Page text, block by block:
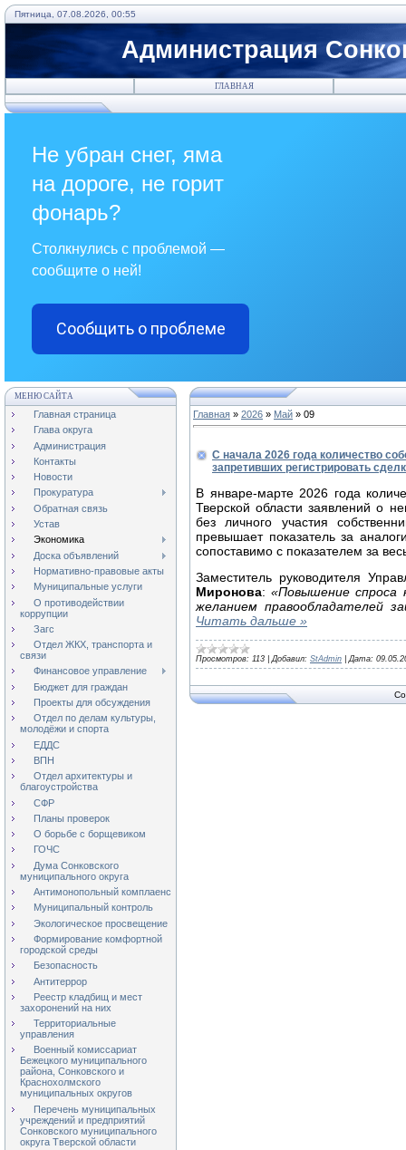
Пятница, 07.08.2026, 00:55
Администрация
ГЛАВНАЯ
Не убран снег, яма
на дороге, не горит
фонарь?
Столкнулись с проблемой —
сообщите о ней!
Сообщить о проблеме
МЕНЮ САЙТА
Главная страница
Глава округа
Администрация
Контакты
Новости
Прокуратура
Обратная связь
Устав
Экономика
Доска объявлений
Нормативно-правовые акты
Муниципальные услуги
О противодействии
коррупции
Загс
Отдел ЖКХ, транспорта и
связи
Финансовое управление
Бюджет для граждан
Проекты для обсуждения
Отдел по делам культуры,
молодёжи и спорта
ЕДДС
ВПН
Отдел архитектуры и
благоустройства
СФР
Планы проверок
О борьбе с борщевиком
ГОЧС
Дума Сонковского
муниципального округа
Антимонопольный комплаенс
Муниципальный контроль
Экологическое просвещение
Формирование комфортной
городской среды
Безопасность
Антитеррор
Реестр кладбищ и мест
захоронений на них
Территориальные
управления
Военный комиссариат
Бежецкого муниципального
района, Сонковского и
Краснохолмского
муниципальных округов
Перечень муниципальных
учреждений и предприятий
Сонковского муниципального
округа Тверской области
Главная » 2026 » Май » 09
С начала 2026 года количество
запретивших регистрировать
В январе-марте 2026 года
Тверской области заявлений о
без личного участия
превышает показатель за
сопоставимо с показателем за
Заместитель руководителя
Миронова:«Повышение спроса
желанием правообладателей
Читать дальше »
Просмотров: 113 Добавил: StAdmin Дата: